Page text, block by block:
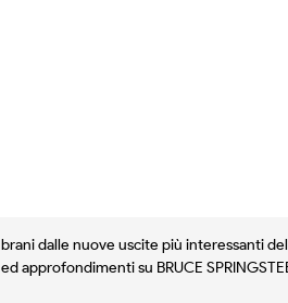
dalle nuove uscite più interessanti del
approfondimenti su BRUCE